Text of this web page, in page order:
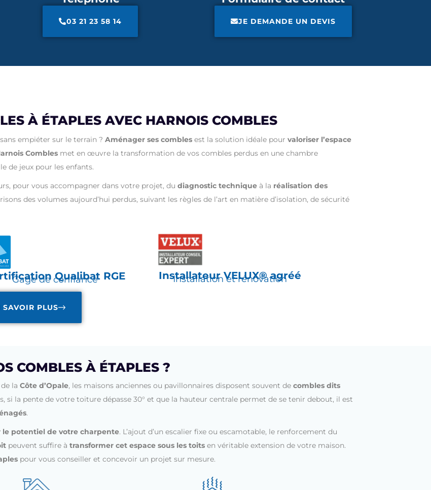
03 21 23 58 14 JE DEMANDE UN DEVIS
À ÉTAPLES AVEC HARNOIS COMBLES
sans empiéter sur le terrain ? Aménager ses combles est la solution idéale pour valoriser l’espace
Combles met en œuvre la transformation de vos combles perdus en une chambre
de jeux pour les enfants.
pour vous accompagner dans votre projet, du diagnostic technique à la réalisation des
des volumes aujourd’hui perdus, suivant les règles de l’art en matière d’isolation, de sécurité
Qualibat RGE
Gage de confiance
SAVOIR PLUS
InstallateurVELUX® agréé
Installation et rénovation
COMBLES À ÉTAPLES ?
la Côte d’Opale, les maisons anciennes ou pavillonnaires disposent souvent de combles dits
si la pente de votre toiture dépasse 30° et que la hauteur centrale permet de se tenir debout, il est
.
potentiel de votre charpente. L’ajout d’un escalier fixe ou escamotable, le renforcement du
peuvent suffire à transformer cet espace sous les toits en véritable extension de votre maison.
pour vous conseiller et concevoir un projet sur mesure.